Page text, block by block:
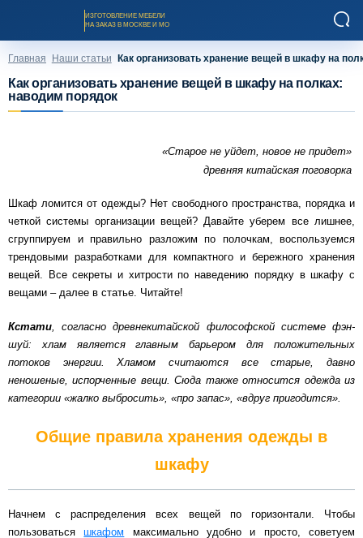
ИЗГОТОВЛЕНИЕ МЕБЕЛИ
НА ЗАКАЗ В МОСКВЕ И МО
Каталог мебели на заказ
О компании
Оплата и доставка
Рассрочка и кредит
Схема работы
Акции и скидки
Портфолио
Видеоотзывы
Главная Наши статьи Как организовать хранение вещей в шкафу на
Как организовать хранение вещей в шкафу на полках:
наводим порядок
«Старое не уйдет, новое не придет»
древняя китайская поговорка
Шкаф ломится от одежды? Нет свободного пространства, порядка и
четкой системы организации вещей? Давайте уберем все лишнее,
сгруппируем и правильно разложим по полочкам, воспользуемся
трендовыми разработками для компактного и бережного хранения
вещей. Все секреты и хитрости по наведению порядку в шкафу с
вещами – далее в статье. Читайте!
Кстати , согласно древнекитайской философской системе фэн-
шуй: хлам является главным барьером для положительных
потоков энергии. Хламом считаются все старые, давно
неношеные, испорченные вещи. Сюда также относится одежда из
категории «жалко выбросить», «про запас», «вдруг пригодится».
Общие правила хранения одежды в
шкафу
Начнем с распределения всех вещей по горизонтали. Чтобы
пользоватьсяшкафом
максимально удобно и просто, советуем